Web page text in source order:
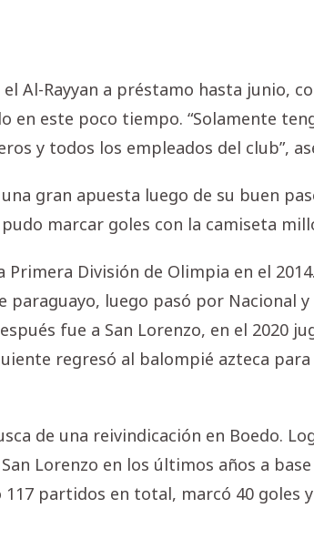
Al-Rayyan a préstamo hasta junio,
en este poco tiempo. “Solamente
y todos los empleados del club”,
gran apuesta luego de su buen
marcar goles con la camiseta
División de Olimpia en el
paraguayo, luego pasó por Nacional y
fue a San Lorenzo, en el 2020
regresó al balompié azteca
de una reivindicación en Boedo.
Lorenzo en los últimos años a
partidos en total, marcó 40 goles